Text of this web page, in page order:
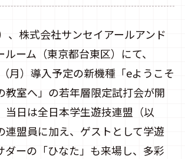
、株式会社サンセイアールアンド
ーム（東京都台東区）にて、
月）導入予定の新機種「eようこそ
教室へ」の若年層限定試打会が開
当日は全日本学生遊技連盟（以
連盟員に加え、ゲストとして学遊
ダーの「ひなた」も来場し、多彩